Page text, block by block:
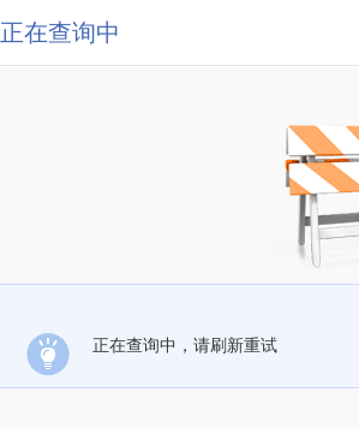
正在查询中
正在查询中，请刷新重试